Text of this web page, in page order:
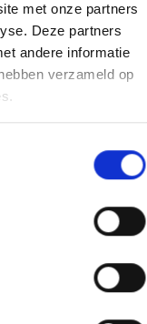
met onze partners
Deze partners
andere informatie
verzameld op
trappen, scoren;
trainingen;
wenst U . . . . .